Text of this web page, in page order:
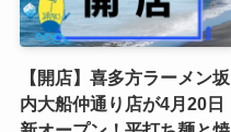
【開店】喜多方ラーメン坂
内大船仲通り店が4月20日